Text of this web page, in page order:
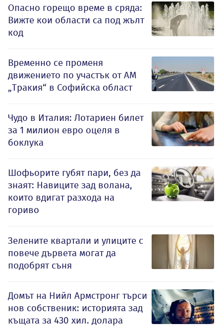
Опасно горещо време в сряда:
Вижте кои области са под жълт
код
Временно се променя
движението по участък от АМ
„Тракия“ в Софийска област
Чудо в Италия: Лотариен билет
за 1 милион евро оцеля в
боклука
Шофьорите губят пари, без да
знаят: Навиците зад волана,
които вдигат разхода на
гориво
Зелените квартали и улиците с
повече дървета могат да
подобрят съня
Домът на Нийл Армстронг търси
нов собственик: историята зад
къщата за 430 хил. долара